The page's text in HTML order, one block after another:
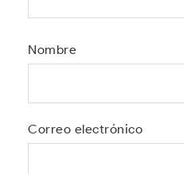
Nombre
Correo electrónico